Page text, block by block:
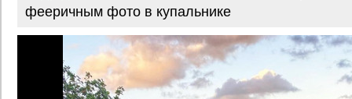
фееричным фото в купальнике